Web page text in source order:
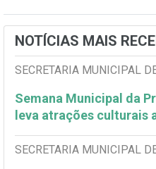
NOTÍCIAS MAIS
SECRETARIA MUNICIPAL
Semana Municipal da
leva atrações culturais
SECRETARIA MUNICIPAL